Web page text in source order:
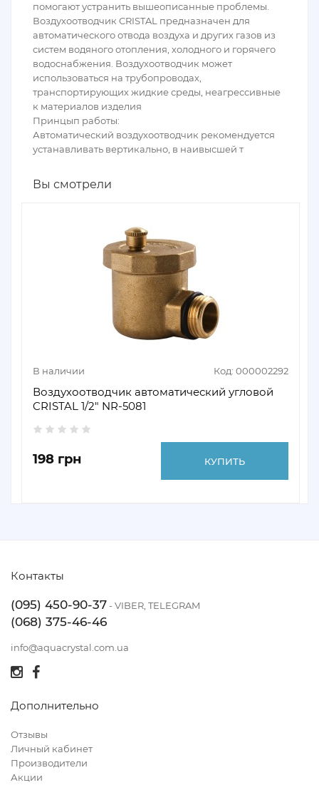
помогают устранить вышеописанные проблемы.
Воздухоотводчик CRISTAL предназначен для
автоматического отвода воздуха и других газов из
систем водяного отопления, холодного и горячего
водоснабжения. Воздухоотводчик может
использоваться на трубопроводах,
транспортирующих жидкие среды, неагрессивные
к материалов изделия
Принцып работы:
Автоматический воздухоотводчик рекомендуется
устанавливать вертикально, в наивысшей т
Вы смотрели
В наличии Код: 000002292
Воздухоотводчик автоматический угловой
CRISTAL 1/2" NR-5081
198 грн КУПИТЬ
Контакты
(095) 450-90-37- VIBER, TELEGRAM
(068) 375-46-46
info@aquacrystal.com.ua
Дополнительно
Отзывы
Личный кабинет
Производители
Акции